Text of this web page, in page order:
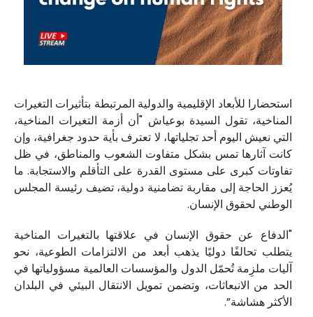
استحضارا للأبعاد الإقليمية والدولية المرتبطة بتأثيرات التغيرات
المناخية، تقول السيدة بوعياش "أن أزمة التغيرات المناخية،
التي نعيش اليوم أحد تجلياتها، لا تعترف بأية حدود جغرافية، وإن
كانت آثارها تمس بشكل متفاوت الشعوب والمناطق، في ظل
تفاوتات كبرى على مستوى القدرة على التأقلم والاستجابة. ما
يُعزز الحاجة إلى مقاربة تضامنية دولية، تضيف رئيسة المجلس
الوطني لحقوق الإنسان.
"الدفاع عن حقوق الإنسان في علاقتها بالتغيرات المناخية
يتطلب تحالفًا دوليًا يذهب أبعد من الالتزامات الطوعية، نحو
آليات ملزِمة تُحمّل الدول والمؤسسات العالمية مسؤولياتها في
الحد من الانبعاثات، وتضمن تمويل الانتقال البيئي في البلدان
الأكثر هشاشة”.